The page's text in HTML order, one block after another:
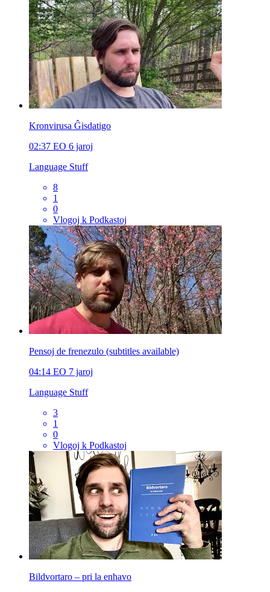
Kronvirusa Ĝisdatigo
02:37 EO 6 jaroj
Language Stuff
8
1
0
Vlogoj k Podkastoj
Pensoj de frenezulo (subtitles available)
04:14 EO 7 jaroj
Language Stuff
3
1
0
Vlogoj k Podkastoj
Bildvortaro – pri la enhavo